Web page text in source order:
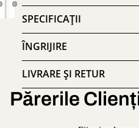
SPECIFICAȚII
ÎNGRIJIRE
LIVRARE ȘI RETUR
Părerile